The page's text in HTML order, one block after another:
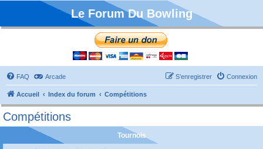
Le Forum Du Bowling
FAQ Arcade Connexion
S’enregistrer
Accueil Index du forum Compétitions
Compétitions
Tournois